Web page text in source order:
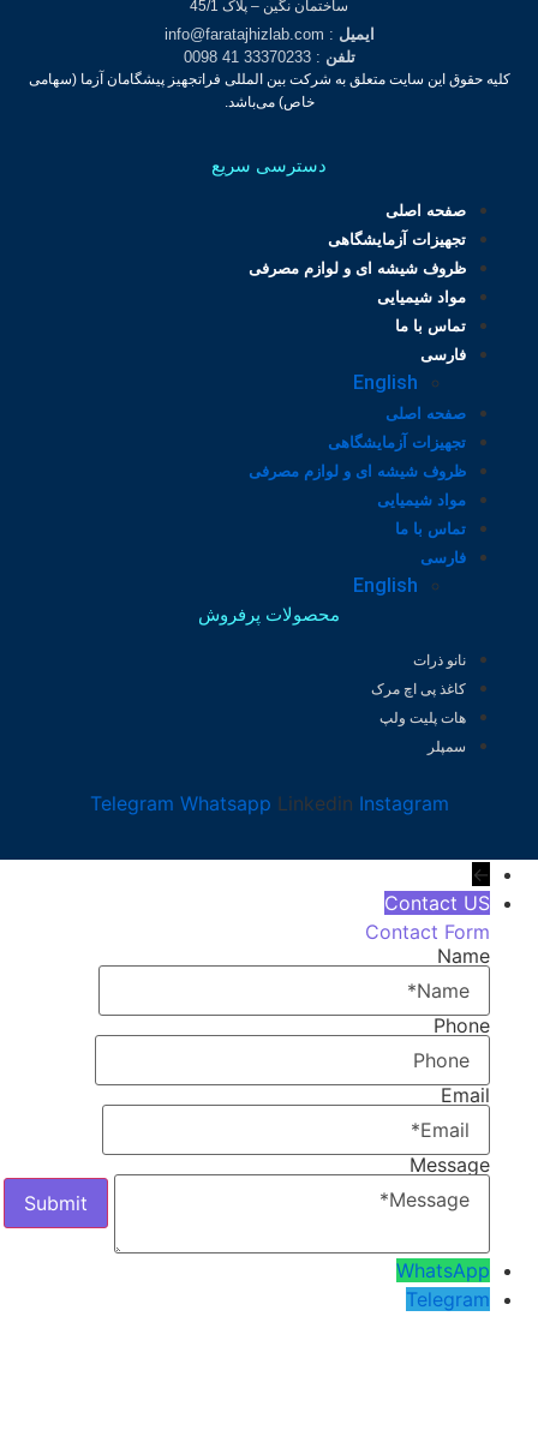
ساختمان نگین – پلاک 45/1
ایمیل: info@faratajhizlab.com
تلفن: 33370233 41 0098
کلیه حقوق این سایت متعلق به شرکت بین المللی فراتجهیز پیشگامان آزما (سهامی
خاص) می‌باشد.
دسترسی سریع
صفحه اصلی
تجهیزات آزمایشگاهی
ظروف شیشه ای و لوازم مصرفی
مواد شیمیایی
تماس با ما
فارسی
English
صفحه اصلی
تجهیزات آزمایشگاهی
ظروف شیشه ای و لوازم مصرفی
مواد شیمیایی
تماس با ما
فارسی
English
محصولات پرفروش
نانو ذرات
کاغذ پی اچ مرک
هات پلیت ولپ
سمپلر
Telegram Whatsapp Linkedin Instagram
←
Contact US
Contact Form
Name
Phone
Email
Message
WhatsApp
Telegram